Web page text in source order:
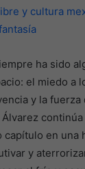
y cultura
ha sido
el miedo a
y la
en una
y